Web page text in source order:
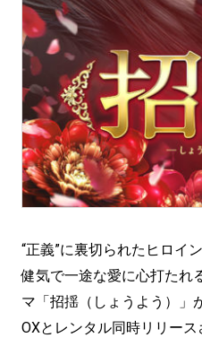
“正義”に裏切られたヒロイ
健気で一途な愛に心打たれ
マ「招揺（しょうよう）」
OXとレンタル同時リリース